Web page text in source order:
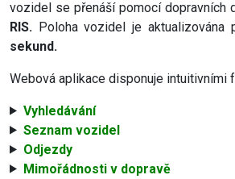
vozidel se přenáší pomocí dopravních
RIS. Poloha vozidel je aktualizována
sekund.
Webová aplikace disponuje intuitivními
Vyhledávání
Seznam vozidel
Odjezdy
Mimořádnosti v dopravě